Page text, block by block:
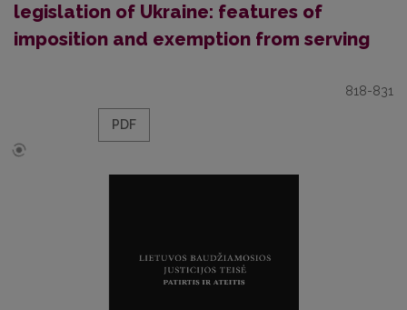
legislation of Ukraine: features of
imposition and exemption from serving
818-831
PDF